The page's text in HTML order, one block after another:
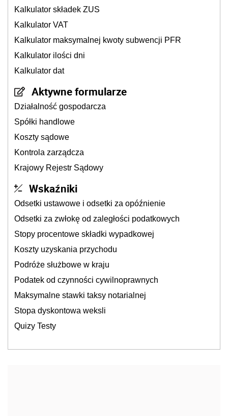
Kalkulator składek ZUS
Kalkulator VAT
Kalkulator maksymalnej kwoty subwencji PFR
Kalkulator ilości dni
Kalkulator dat
Aktywne formularze
Działalność gospodarcza
Spółki handlowe
Koszty sądowe
Kontrola zarządcza
Krajowy Rejestr Sądowy
Wskaźniki
Odsetki ustawowe i odsetki za opóźnienie
Odsetki za zwłokę od zaległości podatkowych
Stopy procentowe składki wypadkowej
Koszty uzyskania przychodu
Podróże służbowe w kraju
Podatek od czynności cywilnoprawnych
Maksymalne stawki taksy notarialnej
Stopa dyskontowa weksli
Quizy Testy